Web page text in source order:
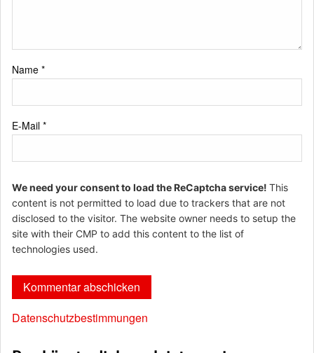
Name *
E-Mail *
We need your consent to load the ReCaptcha service! This
content is not permitted to load due to trackers that are not
disclosed to the visitor. The website owner needs to setup the
site with their CMP to add this content to the list of
technologies used.
Datenschutzbestimmungen